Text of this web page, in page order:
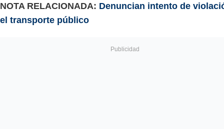
NOTA RELACIONADA: Denuncian intento de
el transporte público